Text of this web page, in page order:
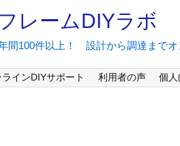
レームDIYラボ
間100件以上！ 設計から調達までオ
ラインDIYサポート 利用者の声 個人